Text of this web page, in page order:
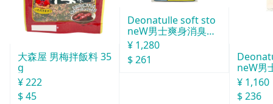
大森屋 男梅拌飯料 35
g
¥ 222
$ 45
Deonatulle soft sto
neW男士爽身消臭止
汗石 中世紀 20g
¥ 1,280
$ 261
neW男
消臭石
¥ 1,160
$ 236